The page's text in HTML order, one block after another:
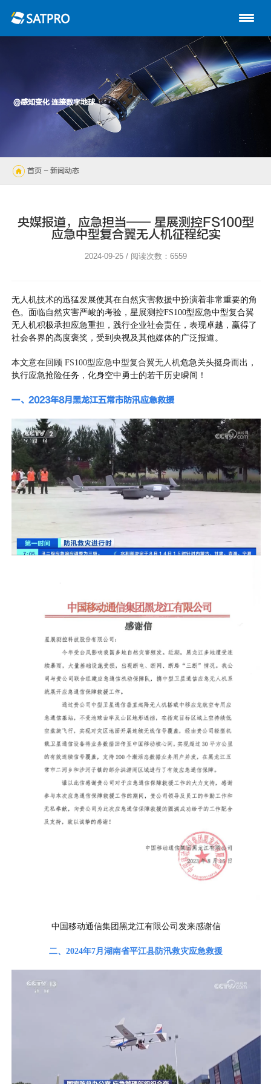
关于星展
动中通系列
技术支持
联系我们
@感知变化 连接数字地球
首页 - 新闻动态
央媒报道，应急担当—— 星展测控FS100型
应急中型复合翼无人机征程纪实
2024-09-25 / 阅读次数：6559
无人机技术的迅猛发展使其在自然灾害救援中扮演着非常重要的角
色。面临自然灾害严峻的考验，星展测控FS100型应急中型复合翼
无人机积极承担应急重担，践行企业社会责任，表现卓越，赢得了
社会各界的高度褒奖，受到央视及其他媒体的广泛报道。
本文意在回顾 FS100型应急中型复合翼无人机危急关头挺身而出，
执行应急抢险任务，化身空中勇士的若干历史瞬间！
一、2023年8月黑龙江五常市防汛应急救援
中国移动通信集团黑龙江有限公司发来感谢信
二、2024年7月湖南省平江县防汛救灾应急救援